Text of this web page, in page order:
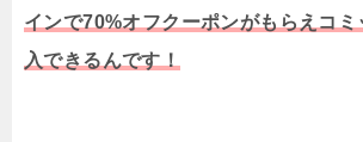
インで70%オフクーポンがもらえコ
入できるんです！